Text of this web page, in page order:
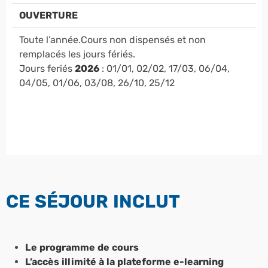
OUVERTURE
Toute l’année.Cours non dispensés et non
remplacés les jours fériés.
Jours feriés 2026 : 01/01, 02/02, 17/03, 06/04,
04/05, 01/06, 03/08, 26/10, 25/12
CE SÉJOUR INCLUT
Le programme de cours
L’accès illimité à la plateforme e-learning